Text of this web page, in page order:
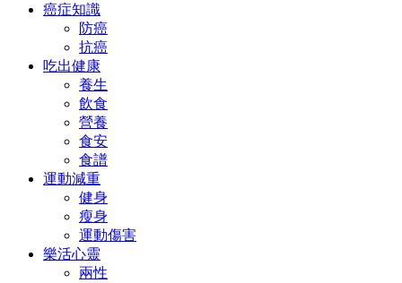
癌症知識
防癌
抗癌
吃出健康
養生
飲食
營養
食安
食譜
運動減重
健身
瘦身
運動傷害
樂活心靈
兩性